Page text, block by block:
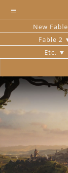
≡
New Fable
Fable 2
Etc.